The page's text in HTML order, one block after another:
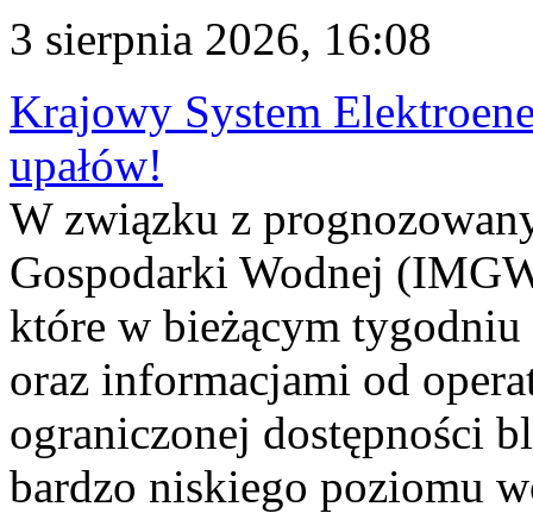
3 sierpnia 2026, 16:08
Krajowy System
upałów!
W związku z
Gospodarki Wodnej
które w bieżącym tygodniu
oraz informacjami od
ograniczonej dostępności
bardzo niskiego poziomu